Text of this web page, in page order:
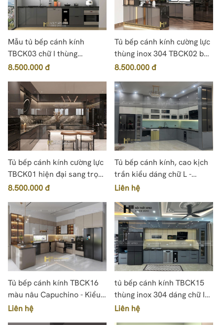
Mẫu tủ bếp cánh kính
TBCK03 chữ I thùng
inox304 sơn tĩnh điện
8.500.000 đ
Tủ bếp cánh kính cường lực
thùng inox 304 TBCK02 bền
đẹp cho gian bếp hiện đại
8.500.000 đ
Tủ bếp cánh kính cường lực
TBCK01 hiện đại sang trọng
nhà anh Hùng - Hà Nội
8.500.000 đ
Tủ bếp cánh kính, cao kịch
trần kiểu dáng chữ L -
TBCK17
Liên hệ
Tủ bếp cánh kính TBCK16
màu nâu Capuchino - Kiểu
dáng chữ U có bàn đảo
Liên hệ
tủ bếp cánh kính TBCK15
thùng inox 304 dáng chữ I
thẳng
Liên hệ